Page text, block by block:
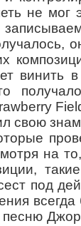
не мог
винить
на
под
песню